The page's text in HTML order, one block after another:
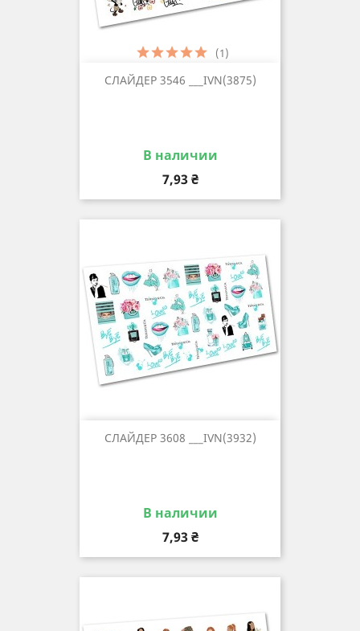
СЛАЙДЕР 3546 ___IVN(3875)
В наличии
Цена
7,93 ₴
(1)
СЛАЙДЕР 3608 ___IVN(3932)
В наличии
Цена
7,93 ₴